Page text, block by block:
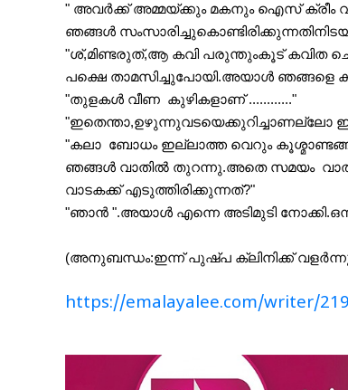
" അവർക്ക് അമ്മയ്ക്കും മകനും ഐസ് ക്രീം
ഞങ്ങൾ സംസാരിച്ചുകൊണ്ടിരിക്കുന്നതിനി
"ശ്,മിണ്ടരുത്,ആ കവി പരുന്തുംകൂട് കവിത
പക്ഷെ താമസിച്ചുപോയി.അയാൾ ഞങ്ങളെ
"തുളകൾ വീണ  കുഴികളാണ് ............"
"ഇതെന്താ,ഉഴുന്നുവടയെക്കുറിച്ചാണല്ലോ
"കലാ  ബോധം ഇല്ലാത്ത വെറും
ഞങ്ങൾ വാതിൽ തുറന്നു.അതെ സമയം  വാതിൽക്കൽ ഒരു പോലീസ്‌കാരൻ
വാടകക്ക് എടുത്തിരിക്കുന്നത്?"
"ഞാൻ ".അയാൾ എന്നെ അടിമുടി
(അനുബന്ധം:ഇന്ന് പുഷ്പ ക്ലിനിക്ക്
https://emalayalee.com/writer/219